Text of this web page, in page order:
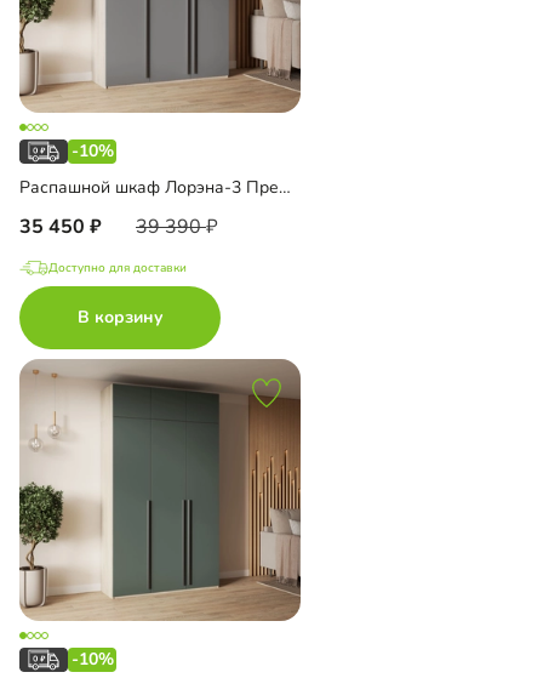
-10%
Распашной шкаф Лорэна-3 Премиум
35 450 39 390
Доступно для доставки
В корзину
-10%